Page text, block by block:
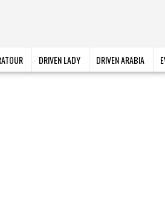
DRIVEN LADY DRIVEN ARABIA